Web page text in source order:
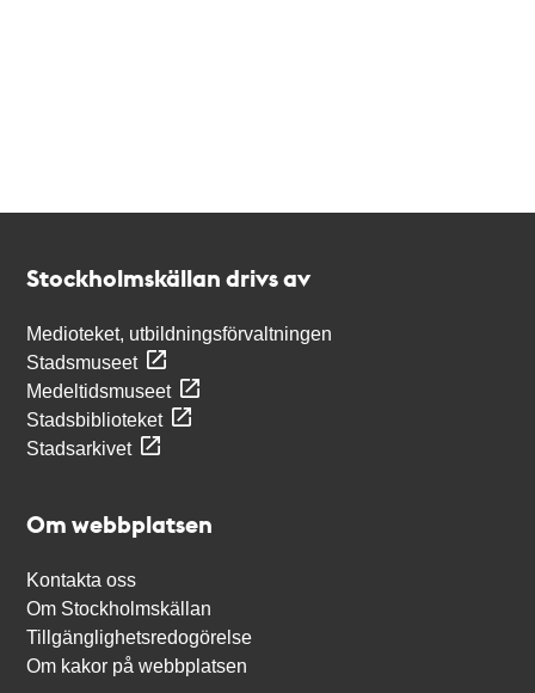
Stockholmskällan drivs av
Medioteket, utbildningsförvaltningen
Stadsmuseet
Medeltidsmuseet
Stadsbiblioteket
Stadsarkivet
Om webbplatsen
Kontakta oss
Om Stockholmskällan
Tillgänglighetsredogörelse
Om kakor på webbplatsen